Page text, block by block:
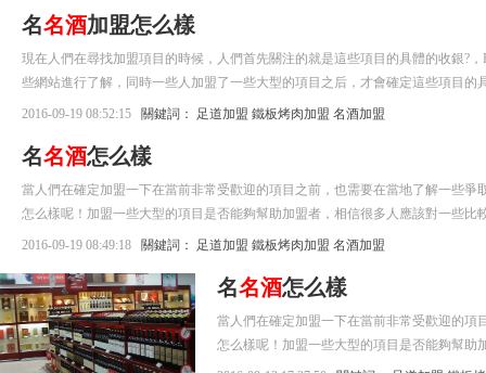
名名酒加盟怎么樣
現在人們在尋找加盟項目的時候，人們首先關注的就是這些項目的具體的收銀
些網站進行了解，同時一些人加盟了一些大型的項目之后，才會確定這些項目
2016-09-19 08:52:15 關鍵詞： 足道加盟 鐵板烤肉加盟 名酒加盟
名名酒怎么樣
當人們在確定加盟一下在當前非常受歡迎的項目之前，也需要在當地了解一些
怎么樣呢！加盟一些大型的項目是否能夠幫助加盟者，相信很多人應該對一些
2016-09-19 08:49:18 關鍵詞： 足道加盟 鐵板烤肉加盟 名酒加盟
名名酒怎么樣
當人們在確定加盟一下在當前非常受歡迎的項
怎么樣呢！加盟一些大型的項目是否能夠
一些相關的網站進行了解，確定這些項目是否